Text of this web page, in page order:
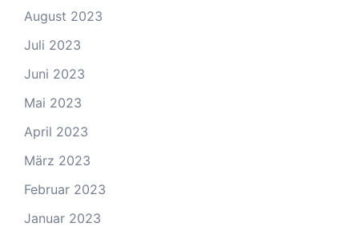
August 2023
Juli 2023
Juni 2023
Mai 2023
April 2023
März 2023
Februar 2023
Januar 2023